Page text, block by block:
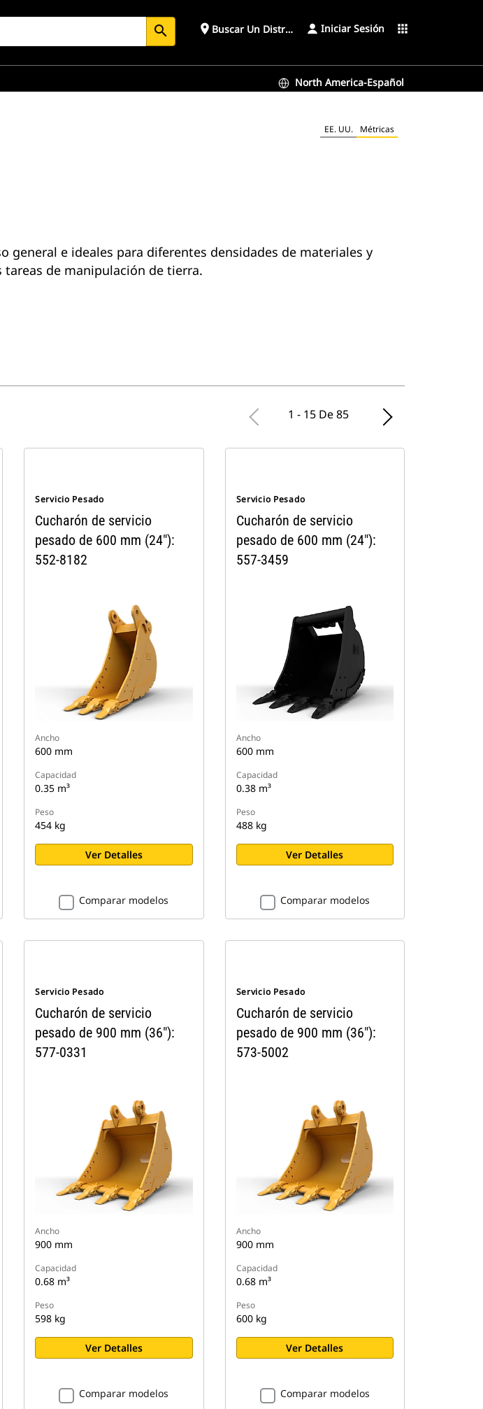
search place Buscar Un Distribuidor Iniciar Sesión apps
North America-Español
EE. UU. Métricas
general e ideales para diferentes densidades de materiales y
tareas de manipulación de tierra.
1 - 15 De 85
Servicio Pesado
Cucharón de servicio
pesado de 600 mm (24"):
552-8182
Ancho
600 mm
Capacidad
0.35 m³
Peso
454 kg
Ver Detalles
Comparar modelos
Servicio Pesado
Cucharón de servicio
pesado de 600 mm (24"):
557-3459
Ancho
600 mm
Capacidad
0.38 m³
Peso
488 kg
Ver Detalles
Comparar modelos
Servicio Pesado
Cucharón de servicio
pesado de 900 mm (36"):
577-0331
Ancho
900 mm
Capacidad
0.68 m³
Peso
598 kg
Ver Detalles
Comparar modelos
Servicio Pesado
Cucharón de servicio
pesado de 900 mm (36"):
573-5002
Ancho
900 mm
Capacidad
0.68 m³
Peso
600 kg
Ver Detalles
Comparar modelos